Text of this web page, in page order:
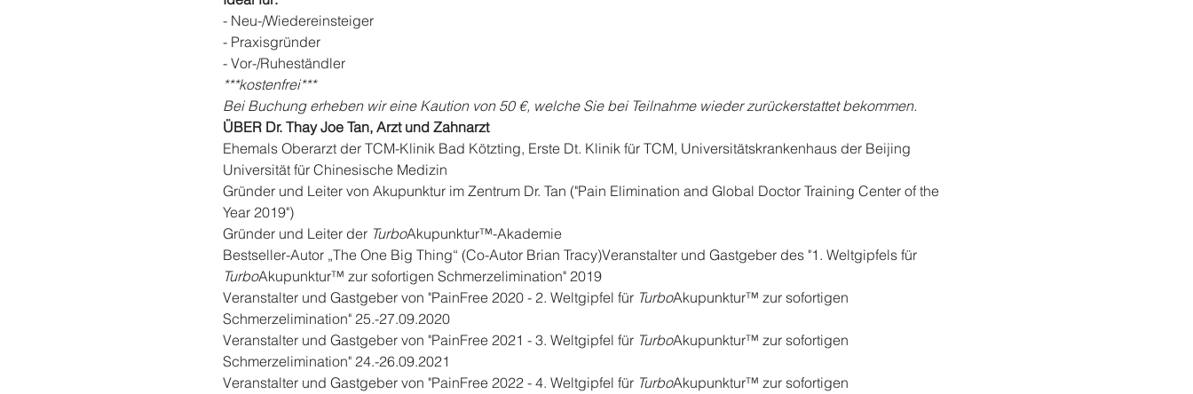
- Neu-/Wiedereinsteiger
- Praxisgründer
- Vor-/Ruheständler
***kostenfrei***
Bei Buchung erheben wir eine Kaution von 50 €, welche Sie bei Teilnahme wieder zurückerstattet bekommen.
ÜBER Dr. Thay Joe Tan, Arzt und Zahnarzt
Ehemals Oberarzt der TCM-Klinik Bad Kötzting, Erste Dt. Klinik für TCM, Universitätskrankenhaus der Beijing
Universität für Chinesische Medizin
Gründer und Leiter von Akupunktur im Zentrum Dr. Tan ("Pain Elimination and Global Doctor Training Center of the
Year 2019")
Gründer und Leiter der TurboAkupunktur™-Akademie
Bestseller-Autor „The One Big Thing“ (Co-Autor Brian Tracy)Veranstalter und Gastgeber des "1. Weltgipfels für
TurboAkupunktur™ zur sofortigen Schmerzelimination" 2019
Veranstalter und Gastgeber von "PainFree 2020 - 2. Weltgipfel für TurboAkupunktur™ zur sofortigen
Schmerzelimination" 25.-27.09.2020
Veranstalter und Gastgeber von "PainFree 2021 - 3. Weltgipfel für TurboAkupunktur™ zur sofortigen
Schmerzelimination" 24.-26.09.2021
Veranstalter und Gastgeber von "PainFree 2022 - 4. Weltgipfel für TurboAkupunktur™ zur sofortigen